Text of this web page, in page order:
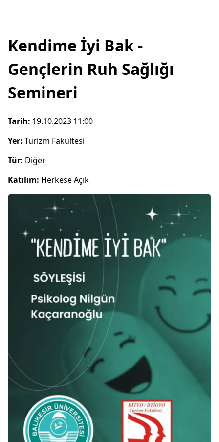
Kendime İyi Bak -
Gençlerin Ruh Sağlığı
Semineri
Tarih: 19.10.2023 11:00
Yer: Turizm Fakültesi
Tür: Diğer
Katılım: Herkese Açık